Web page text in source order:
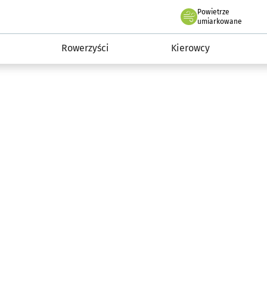
Powietrze
we Wrocławiu
umiarkowane
Rowerzyści Kierowcy